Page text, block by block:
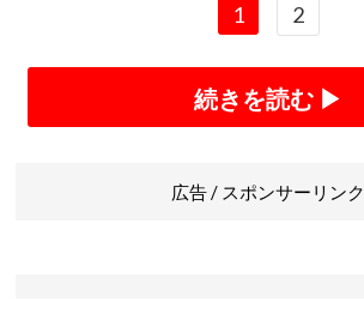
1 2
続きを読む ▶
広告 / スポンサーリンク